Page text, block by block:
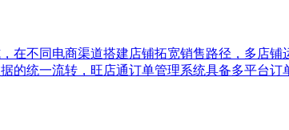
在不同电商渠道搭建店铺拓宽销售路径，多店
的统一流转，旺店通订单管理系统具备多平台